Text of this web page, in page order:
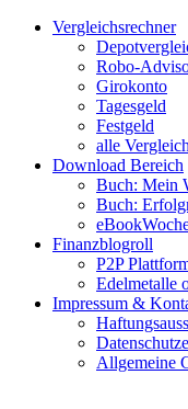
Zum
Facebook
Twitter
Instagram
Pinterest
YouTubeVergleichsrechner
Robo-
Girokonto
Tagesgeld
Festgeld
alle
Download Bereich
Buch: Mein
Buch:
Finanzblogroll
P2P
Edelmetalle
Impressum &
Allgemeine